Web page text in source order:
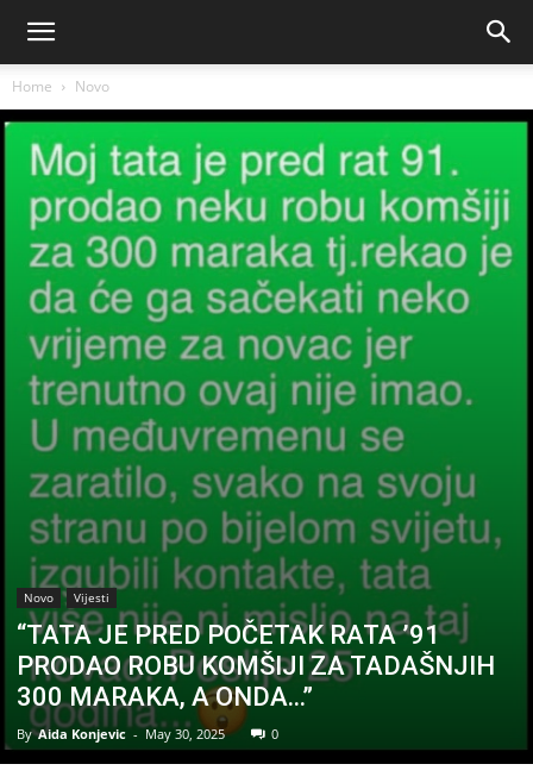
Home Novo
Novo Vijesti
“TATA JE PRED POČETAK RATA ’91
PRODAO ROBU KOMŠIJI ZA TADAŠNJIH
300 MARAKA, A ONDA…”
By Aida Konjevic - May 30, 2025 0